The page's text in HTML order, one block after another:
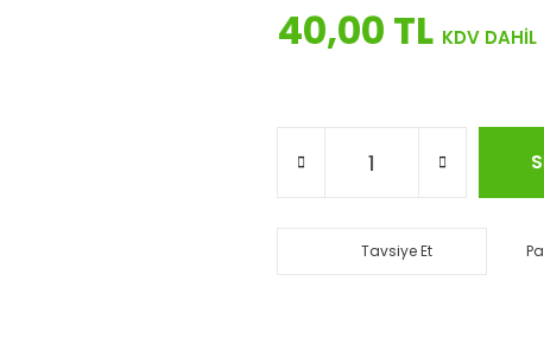
40,00 TL
Tavsiye Et